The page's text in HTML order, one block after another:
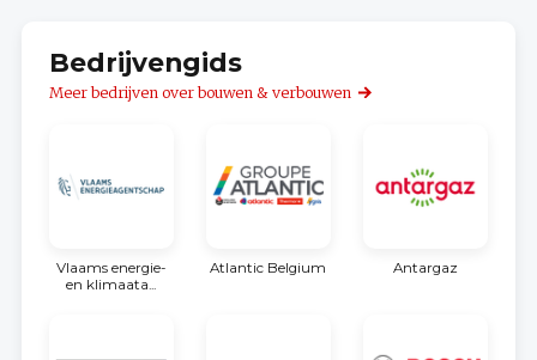
Bedrijvengids
Meer bedrijven over bouwen & verbouwen
Vlaams energie-
en klimaata...
Atlantic Belgium Antargaz